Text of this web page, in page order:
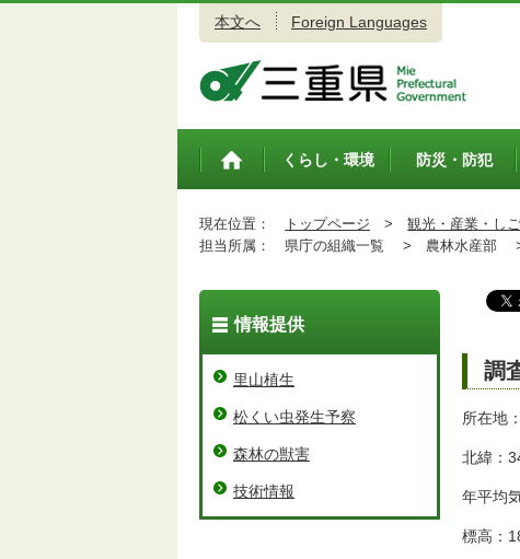
本文へ Foreign Languages
トップペ
くらし・環境 防災・防犯
現在位置： トップページ > 観光・産業・し
担当所属：
県庁の組織一覧 > 農林水産部
調
所在地
北緯：
年平均
標高：
情報提供
里山植生
松くい虫発生予察
森林の獣害
技術情報